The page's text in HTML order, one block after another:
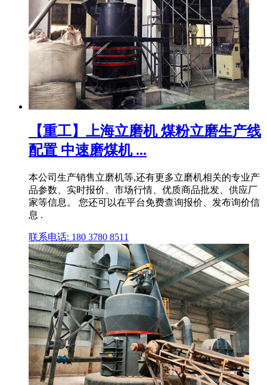
【重工】上海立磨机 煤粉立磨生产线
配置 中速磨煤机 ...
本公司生产销售立磨机等,还有更多立磨机相关的专业产
品参数、实时报价、市场行情、优质商品批发、供应厂
家等信息。 您还可以在平台免费查询报价、发布询价信
息 .
联系电话: 180 3780 8511